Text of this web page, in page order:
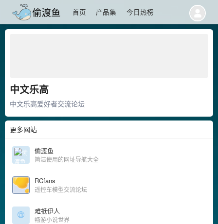
首页 产品集 今日热榜
中文乐高
中文乐高爱好者交流论坛
更多网站
偷渡鱼
简洁使用的网址导航大全
RCfans
遥控车模型交流论坛
难抵伊人
畅游小说世界